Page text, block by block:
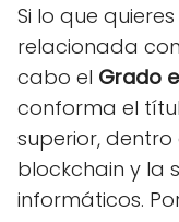
Si lo que
relacionada
cabo el Grado
conforma el
superior,
blockchain y la
informáticos.